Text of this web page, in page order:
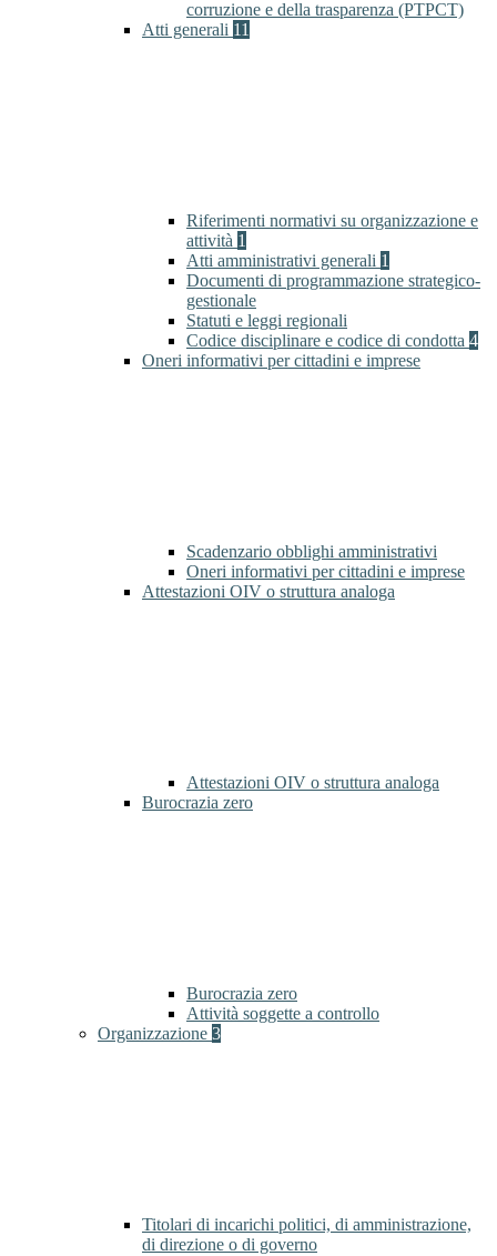
corruzione e della trasparenza (PTPCT)
Atti generali 11
Riferimenti normativi su organizzazione e
attività 1
Atti amministrativi generali 1
Documenti di programmazione strategico-
gestionale
Statuti e leggi regionali
Codice disciplinare e codice di condotta 4
Oneri informativi per cittadini e imprese
Scadenzario obblighi amministrativi
Oneri informativi per cittadini e imprese
Attestazioni OIV o struttura analoga
Attestazioni OIV o struttura analoga
Burocrazia zero
Burocrazia zero
Attività soggette a controllo
Organizzazione 3
Titolari di incarichi politici, di amministrazione,
di direzione o di governo